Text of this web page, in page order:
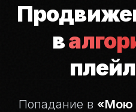
в
Попадание в «Мою